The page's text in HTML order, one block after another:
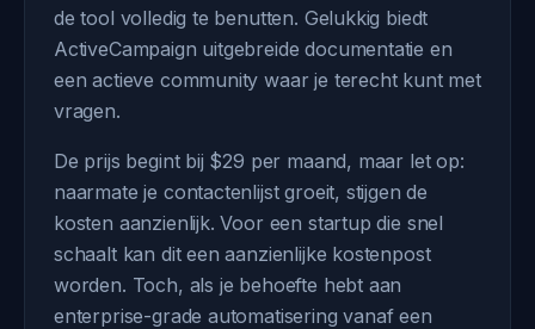
de tool volledig te benutten. Gelukkig biedt
ActiveCampaign uitgebreide documentatie en
een actieve community waar je terecht kunt met
vragen.
De prijs begint bij $29 per maand, maar let op:
naarmate je contactenlijst groeit, stijgen de
kosten aanzienlijk. Voor een startup die snel
schaalt kan dit een aanzienlijke kostenpost
worden. Toch, als je behoefte hebt aan
enterprise-grade automatisering vanaf een